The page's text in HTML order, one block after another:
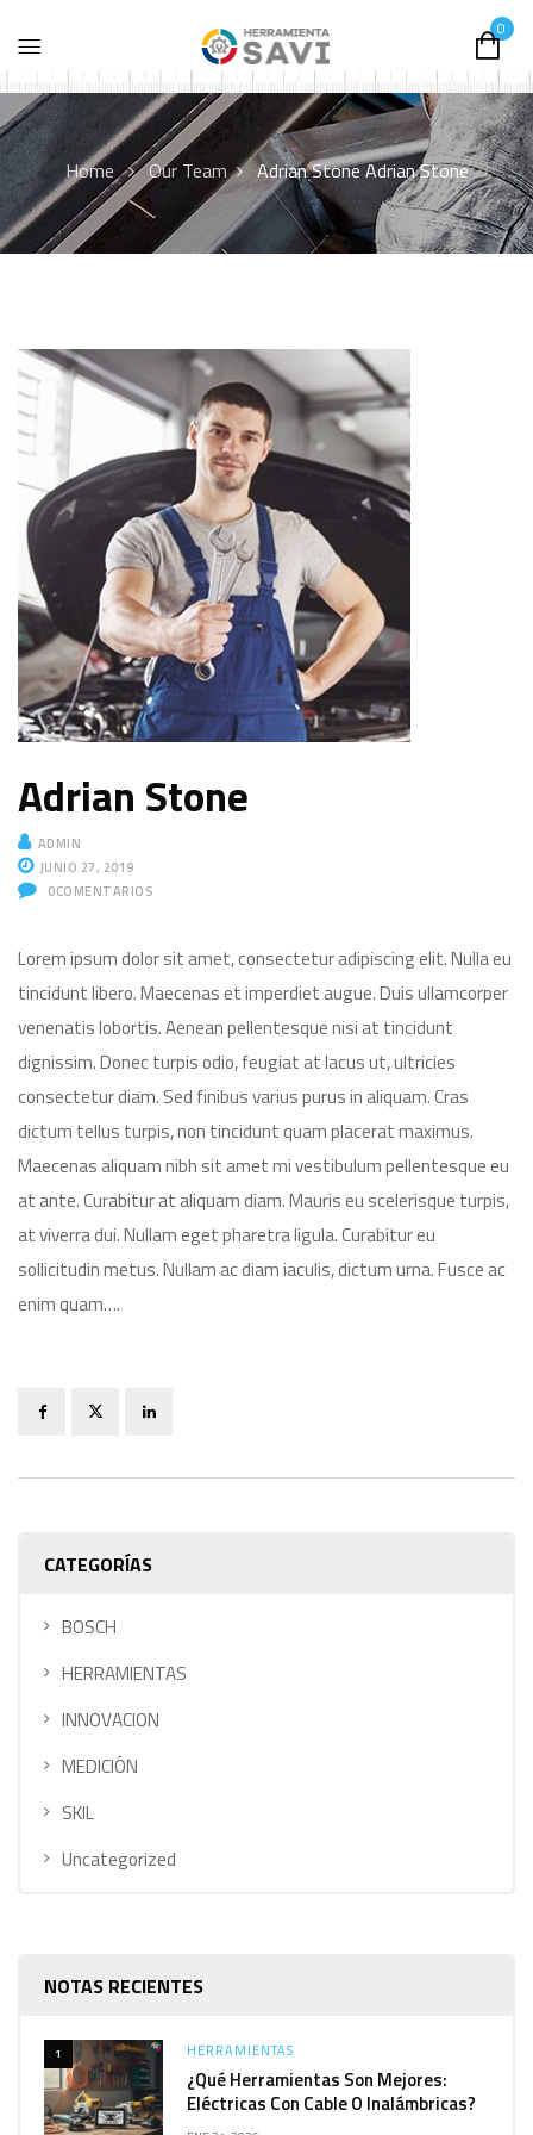
0
Home Our Team Adrian StoneAdrian Stone
CATEGORÍAS
BOSCH
HERRAMIENTAS
INNOVACION
MEDICIÓN
SKIL
Uncategorized
NOTAS RECIENTES
1 HERRAMIENTAS
¿Qué Herramientas Son Mejores:
Eléctricas Con Cable O Inalámbricas?
Adrian Stone
ADMIN
JUNIO 27, 2019
0COMENTARIOS
Lorem ipsum dolor sit amet, consectetur adipiscing elit. Nulla eu
tincidunt libero. Maecenas et imperdiet augue. Duis ullamcorper
venenatis lobortis. Aenean pellentesque nisi at tincidunt
dignissim. Donec turpis odio, feugiat at lacus ut, ultricies
consectetur diam. Sed finibus varius purus in aliquam. Cras
dictum tellus turpis, non tincidunt quam placerat maximus.
Maecenas aliquam nibh sit amet mi vestibulum pellentesque eu
at ante. Curabitur at aliquam diam. Mauris eu scelerisque turpis,
at viverra dui. Nullam eget pharetra ligula. Curabitur eu
sollicitudin metus. Nullam ac diam iaculis, dictum urna. Fusce ac
enim quam….